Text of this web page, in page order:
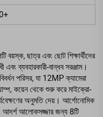
বয়স্ক, ছাত্র এবং ছোট শিক্ষার্থীদের
ব্যবহারকারী-বান্ধব সরঞ্জাম।
পরিসর, যা 12MP ক্যামেরা
কয়েন থেকে শুরু করে মাইক্রো-
অনুমতি দেয়। আর্গোনোমিক
আদর্শ আলোকসজ্জার জন্য 8টি